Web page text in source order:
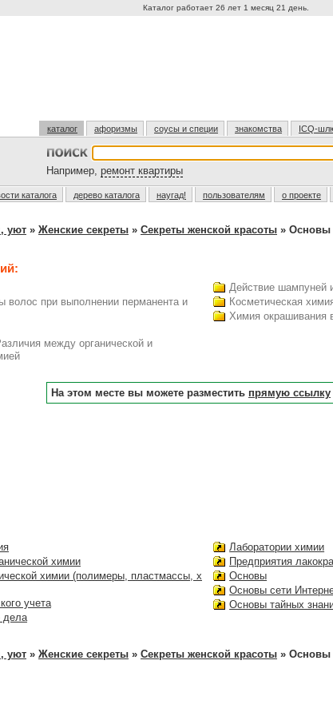
Каталог работает 26 лет 1 месяц 21 день.
каталог афоризмы соусы и специи знакомства ICQ-
Например, ремонт квартиры
каталога дерево каталога наугад! пользователям о проекте
уют » Женские секреты » Секреты женской красоты » Основы
волос при выполнении перманента и
между органической и
Действие шампуней
Косметическая
Химия окрашивания
На этом месте вы можете разместить прямую ссылку
химии
химии (полимеры, пластмассы, х
учета
дела
Лаборатории химии
Предприятия
Основы
Основы сети
Основы тайных
уют » Женские секреты » Секреты женской красоты » Основы